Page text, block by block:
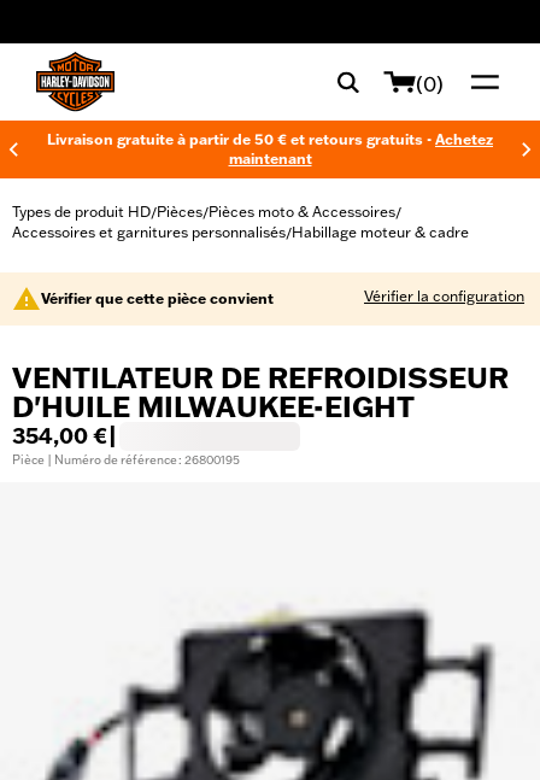
(0)
Livraison gratuite à partir de 50 € et retours gratuits - Achetez
maintenant
Types de produit HD/Pièces/Pièces moto & Accessoires/
Accessoires et garnitures personnalisés/Habillage moteur & cadre
Vérifier que cette pièce convient Vérifier la configuration
VENTILATEUR DE REFROIDISSEUR
D'HUILE MILWAUKEE-EIGHT
354,00 €
Pièce | Numéro de référence : 26800195